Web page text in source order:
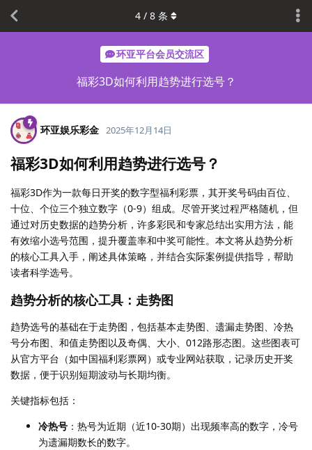
环亚平台会员交流区
福彩3D如何利用趋势进行选号？
4 / 8 条
环亚娱乐彩金 2025年12月14日
福彩3D如何利用趋势进行选号？
福彩3D作为一款每日开奖的数字型福利彩票，其开奖号码由百位、
十位、个位三个独立数字（0-9）组成。尽管开奖过程严格随机，但
通过对历史数据的趋势分析，许多彩民和专家总结出实用方法，能
有效缩小选号范围，提升覆盖率和中奖可能性。本文将从趋势分析
的核心工具入手，阐述具体策略，并结合实际案例提供指导，帮助
读者科学选号。
趋势分析的核心工具：走势图
趋势选号的基础在于走势图，包括基本走势图、遗漏走势图、冷热
号分布图、和值走势图以及奇偶、大小、012路形态图。这些图表可
从官方平台（如中国福利彩票网）或专业网站获取，记录历史开奖
数据，便于识别短期波动与长期均衡。
关键指标包括：
冷热号 ：热号为近期（近10-30期）出现频率高的数字，冷号
为遗漏期数长的数字。